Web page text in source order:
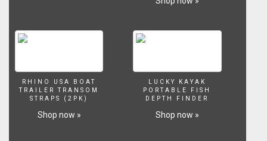
RHINO USA BOAT
TRAILER TRANSOM
STRAPS (2PK)
Shop now »
LUCKY KAYAK
PORTABLE FISH
DEPTH FINDER
Shop now »